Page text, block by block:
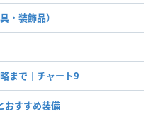
・装飾品）
まで｜チャート9
おすすめ装備